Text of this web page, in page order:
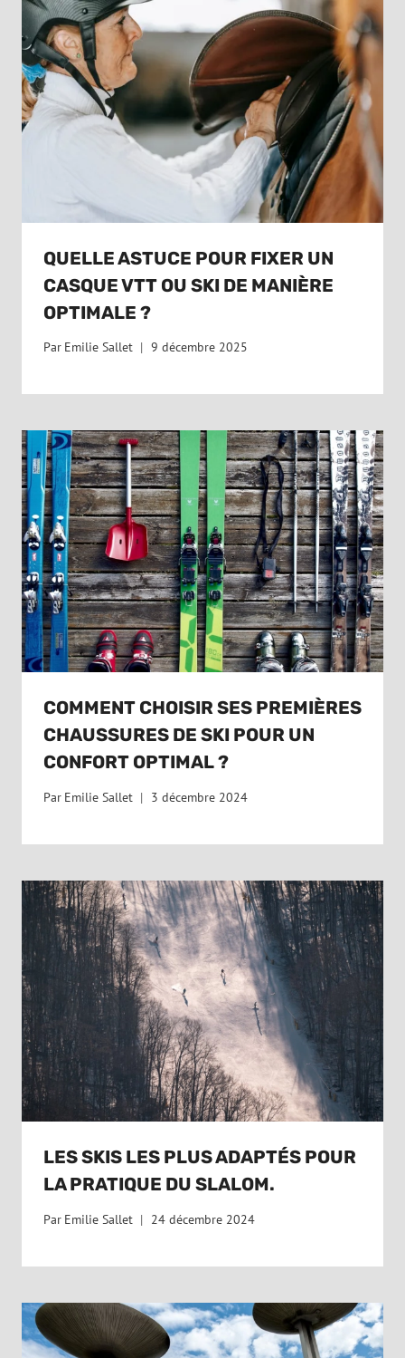
QUELLE ASTUCE POUR FIXER UN
CASQUE VTT OU SKI DE MANIÈRE
OPTIMALE ?
Par Emilie Sallet 9 décembre 2025
COMMENT CHOISIR SES PREMIÈRES
CHAUSSURES DE SKI POUR UN
CONFORT OPTIMAL ?
Par Emilie Sallet 3 décembre 2024
LES SKIS LES PLUS ADAPTÉS POUR
LA PRATIQUE DU SLALOM.
Par Emilie Sallet 24 décembre 2024